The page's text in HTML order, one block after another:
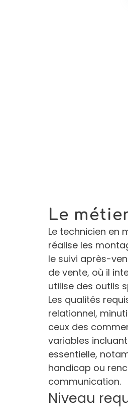
Le
Le technicien en
réalise les
le suivi après-
de vente, où il
utilise des outils
Les qualités
relationnel,
ceux des
variables
essentielle,
handicap ou
communication.
Niveau